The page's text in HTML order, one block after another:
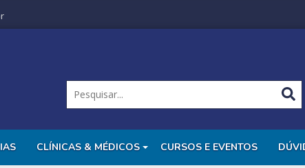
CLÍNICAS & MÉDICOS CURSOS E EVENTOS